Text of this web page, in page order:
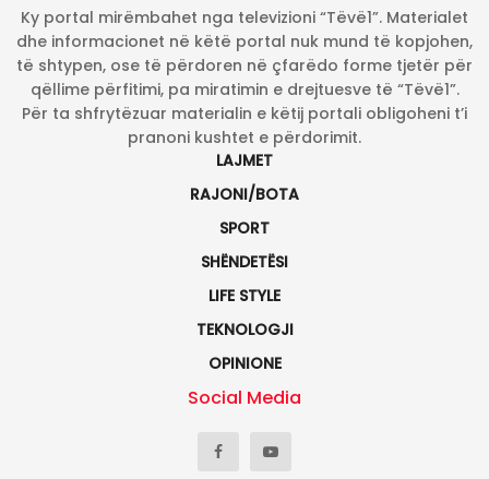
Ky portal mirëmbahet nga televizioni “Tëvë1”. Materialet
dhe informacionet në këtë portal nuk mund të kopjohen,
të shtypen, ose të përdoren në çfarëdo forme tjetër për
qëllime përfitimi, pa miratimin e drejtuesve të “Tëvë1”.
Për ta shfrytëzuar materialin e këtij portali obligoheni t’i
pranoni kushtet e përdorimit.
LAJMET
RAJONI/BOTA
SPORT
SHËNDETËSI
LIFE STYLE
TEKNOLOGJI
OPINIONE
Social Media